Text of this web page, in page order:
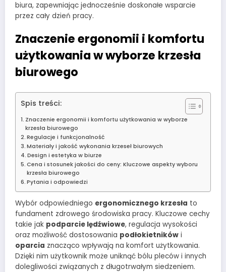
biura, zapewniając jednocześnie doskonałe wsparcie
przez cały dzień pracy.
Znaczenieergonomii i komfortu
użytkowaniaw wyborze krzesła
biurowego
Spis treści:
Znaczenie ergonomii i komfortu użytkowania w wyborze
krzesła biurowego
Regulacje i funkcjonalność
Materiały i jakość wykonania krzeseł biurowych
Design i estetyka w biurze
Cena i stosunek jakości do ceny: Kluczowe aspekty wyboru
krzesła biurowego
Pytania i odpowiedzi
Wybór odpowiedniego ergonomicznego krzesła to
fundament zdrowego środowiska pracy. Kluczowe cechy
takie jak podparcie lędźwiowe, regulacja wysokości
oraz możliwość dostosowania podłokietników i
oparcia znacząco wpływają na komfort użytkowania.
Dzięki nim użytkownik może uniknąć bólu pleców i innych
dolegliwości związanych z długotrwałym siedzeniem.